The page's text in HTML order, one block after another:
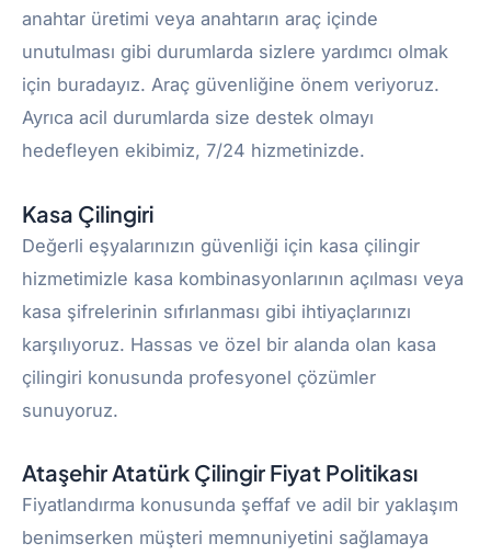
anahtar üretimi veya anahtarın araç içinde
unutulması gibi durumlarda sizlere yardımcı olmak
için buradayız. Araç güvenliğine önem veriyoruz.
Ayrıca acil durumlarda size destek olmayı
hedefleyen ekibimiz, 7/24 hizmetinizde.
Kasa Çilingiri
Değerli eşyalarınızın güvenliği için kasa çilingir
hizmetimizle kasa kombinasyonlarının açılması veya
kasa şifrelerinin sıfırlanması gibi ihtiyaçlarınızı
karşılıyoruz. Hassas ve özel bir alanda olan kasa
çilingiri konusunda profesyonel çözümler
sunuyoruz.
Ataşehir Atatürk Çilingir Fiyat Politikası
Fiyatlandırma konusunda şeffaf ve adil bir yaklaşım
benimserken müşteri memnuniyetini sağlamaya